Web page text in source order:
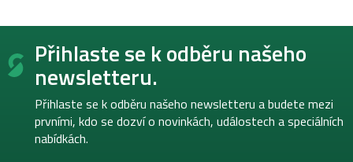
Z
Přihlaste se k odběru našeho
newsletteru.
Přihlaste se k odběru našeho newsletteru a budete mezi
prvními, kdo se dozví o novinkách, událostech a speciálních
nabídkách.